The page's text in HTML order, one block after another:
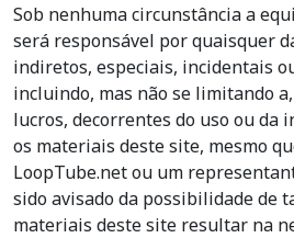
Sob nenhuma circunstância a
será responsável por quaisquer
indiretos, especiais, incidentais
incluindo, mas não se limitando
lucros, decorrentes do uso ou da
os materiais deste site, mesmo
LoopTube.net ou um
sido avisado da possibilidade de
materiais deste site resultar na